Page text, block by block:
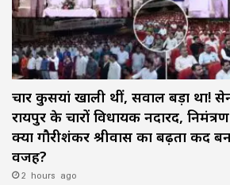
चार कुर्सियां खाली थीं, सवाल बड़ा
रायपुर के चारों विधायक नदारद,
क्या गौरीशंकर श्रीवास का बढ़ता कद
वजह?
2 hours ago